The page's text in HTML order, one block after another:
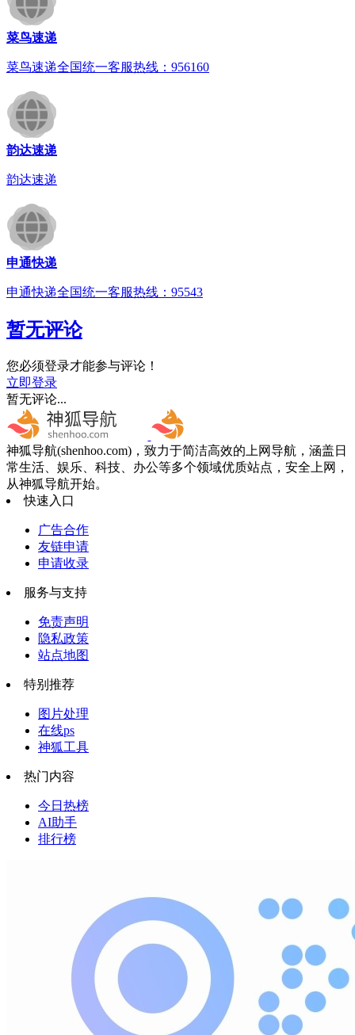
菜鸟速递
菜鸟速递全国统一客服热线：956160
韵达速递
韵达速递
申通快递
申通快递全国统一客服热线：95543
暂无评论
您必须登录才能参与评论！
立即登录
暂无评论...
神狐导航(shenhoo.com)，致力于简洁高效的上网导航，涵盖日
常生活、娱乐、科技、办公等多个领域优质站点，安全上网，
从神狐导航开始。
快速入口
广告合作
友链申请
申请收录
服务与支持
免责声明
隐私政策
站点地图
特别推荐
图片处理
在线ps
神狐工具
热门内容
今日热榜
AI助手
排行榜